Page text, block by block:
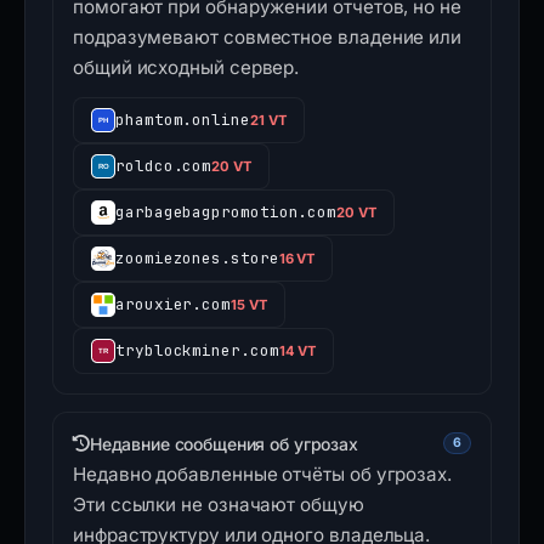
помогают при обнаружении отчетов, но не
подразумевают совместное владение или
общий исходный сервер.
phamtom.online21 VT
roldco.com20 VT
garbagebagpromotion.com20 VT
zoomiezones.store16 VT
arouxier.com15 VT
tryblockminer.com14 VT
Недавние сообщения об угрозах 6
Недавно добавленные отчёты об угрозах.
Эти ссылки не означают общую
инфраструктуру или одного владельца.